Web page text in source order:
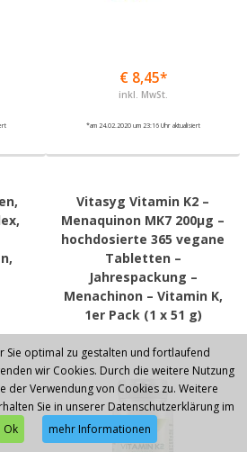
€ 8,45*
inkl. MwSt.
*am 24.02.2020 um 23:16 Uhr aktualisiert
Vitasyg Vitamin K2 –
Menaquinon MK7 200µg –
hochdosierte 365 vegane
Tabletten –
Jahrespackung –
Menachinon – Vitamin K,
1er Pack (1 x 51 g)
Sie optimal zu gestalten und fortlaufend
wir Cookies. Durch die weitere Nutzung
der Verwendung von Cookies zu. Weitere
Sie in unserer Datenschutzerklärung im
Ok mehr Informationen